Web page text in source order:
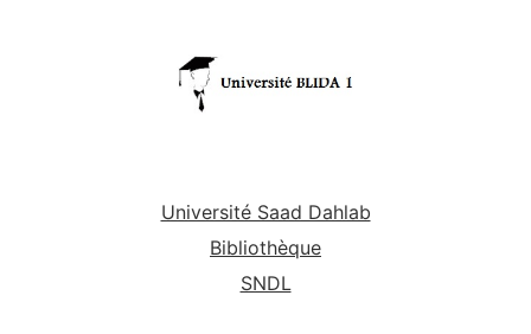
Université Saad Dahlab
Bibliothèque
SNDL